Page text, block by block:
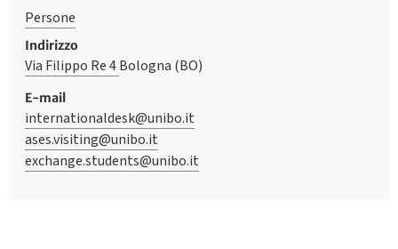
Persone
Indirizzo
Via Filippo Re 4Bologna (BO)
E-mail
internationaldesk@unibo.it
ases.visiting@unibo.it
exchange.students@unibo.it